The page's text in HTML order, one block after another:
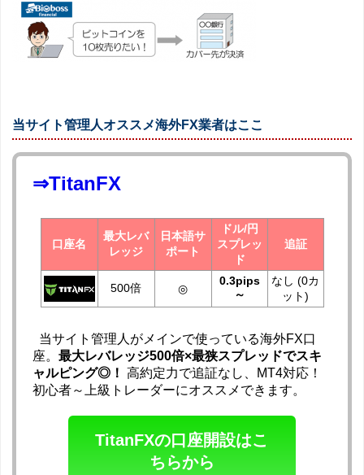
当サイト管理人オススメ海外FX業者はここ
⇒TitanFX
口座名
最大レバ
レッジ
日本語サ
ポート
ドル/円
スプレッ
ド
追証
500倍 ◎
0.3pips
～
なし (0カ
ット)
当サイト管理人がメインで使っている海外FX口
座。 最大レバレッジ500倍×最狭スプレッドでスキ
ャルピング◎！ 高約定力で追証なし、MT4対応！
初心者～上級トレーダーにオススメできます。
TitanFXの口座開設はこ
ちらから